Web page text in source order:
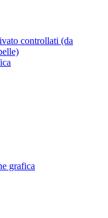
controllati (da
grafica